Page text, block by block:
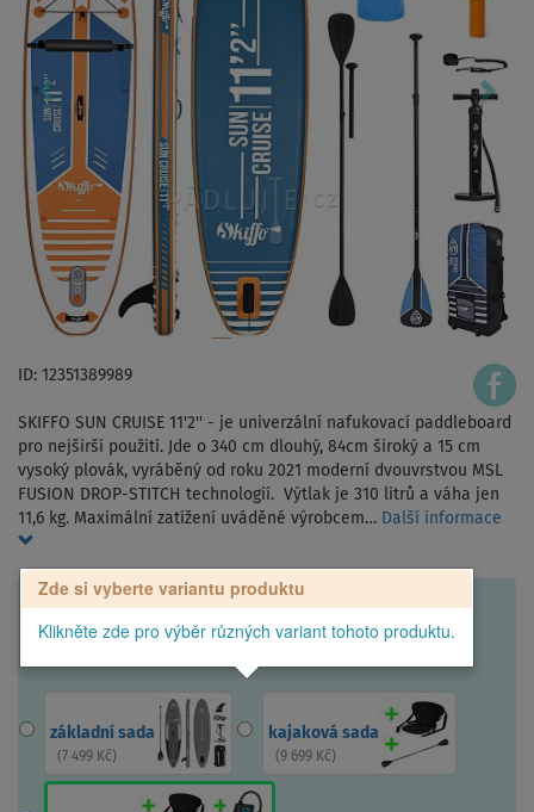
ID: 12351389989
SKIFFO SUN CRUISE 11'2'' - je univerzální nafukovací paddleboard
pro nejširší použití. Jde o 340 cm dlouhý, 84cm široký a 15 cm
vysoký plovák, vyráběný od roku 2021 moderní dvouvrstvou MSL
FUSION DROP-STITCH technologií. Výtlak je 310 litrů a váha jen
11,6 kg. Maximální zatížení uváděné výrobcem… Další informace
Zde si vyberte variantu produktu
Klikněte zde pro výběr různých variant tohoto produktu.
základní sada
(7 499 Kč)
kajaková sada
(9 699 Kč)